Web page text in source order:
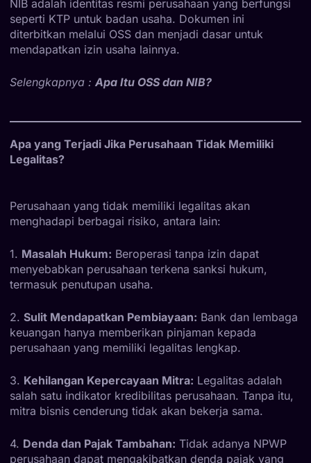
NIB adalah identitas resmi perusahaan yang berfungsi
seperti KTP untuk badan usaha. Dokumen ini
diterbitkan melalui OSS dan menjadi dasar untuk
mendapatkan izin usaha lainnya.
Selengkapnya : Apa Itu OSS dan NIB?
Apa yang Terjadi Jika Perusahaan Tidak Memiliki
Legalitas?
Perusahaan yang tidak memiliki legalitas akan
menghadapi berbagai risiko, antara lain:
1. Masalah Hukum: Beroperasi tanpa izin dapat
menyebabkan perusahaan terkena sanksi hukum,
termasuk penutupan usaha.
2. Sulit Mendapatkan Pembiayaan: Bank dan lembaga
keuangan hanya memberikan pinjaman kepada
perusahaan yang memiliki legalitas lengkap.
3. Kehilangan Kepercayaan Mitra: Legalitas adalah
salah satu indikator kredibilitas perusahaan. Tanpa itu,
mitra bisnis cenderung tidak akan bekerja sama.
4. Denda dan Pajak Tambahan: Tidak adanya NPWP
perusahaan dapat mengakibatkan denda pajak yang